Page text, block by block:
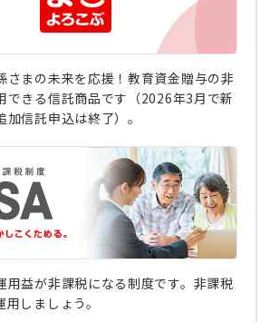
さまの未来を応援！教育資金贈与の非
できる信託商品です（2026年3月で新
信託申込は終了）。
用益が非課税になる制度です。非課税
しましょう。